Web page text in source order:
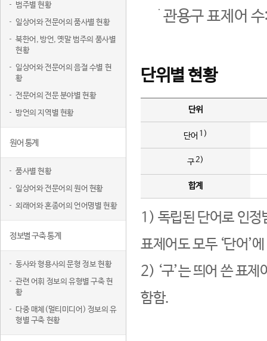
범주별 현황
일상어와 전문어의 품사별 현황
북한어, 방언, 옛말 범주의 품사별
현황
일상어와 전문어의 음절 수별 현
황
전문어의 전문 분야별 현황
방언의 지역별 현황
원어 통계
품사별 현황
일상어와 전문어의 원어 현황
외래어와 혼종어의 언어명별 현황
정보별 구축 통계
동사와 형용사의 문형 정보 현황
관련 어휘 정보의 유형별 구축 현
황
다중 매체(멀티미디어) 정보의 유
형별 구축 현황
관용구 표제어
단위별 현황
단위
단어 1)
구2)
합계
1) 독립된 단어로 인정
표제어도 모두 ‘단어’
2) ‘구’는 띄어 쓴 표
함함.